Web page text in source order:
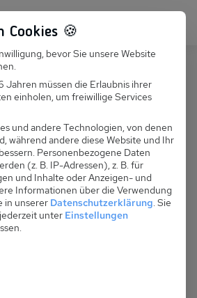
+49 251 899 050
Suchen Aurora
Cookies 🍪
bevor Sie unsere Website
Jahren müssen die Erlaubnis ihrer
einholen, um freiwillige Services
und andere Technologien, von denen
während andere diese Website und Ihr
Personenbezogene Daten
(z. B. IP-Adressen), z. B. für
und Inhalte oder Anzeigen- und
Informationen über die Verwendung
in unserer Datenschutzerklärung. Sie
unter Einstellungen
der Service-Gruppen, für die